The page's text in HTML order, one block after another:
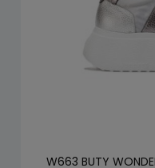
W663 BUTY